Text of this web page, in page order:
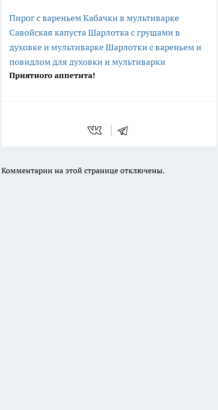
Пирог с вареньемКабачки в мультиварке
Савойская капустаШарлотка с грушами в
духовке и мультиваркеШарлотки с вареньем и
повидлом для духовки и мультиварки
Приятного аппетита!
Комментарии на этой странице отключены.